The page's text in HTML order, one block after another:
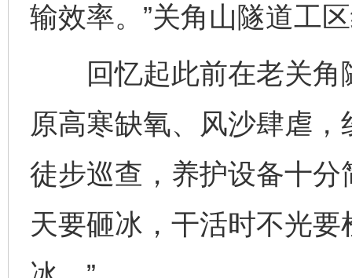
输效率。”关角山隧道工
回忆起此前在老关角
原高寒缺氧、风沙肆虐
徒步巡查，养护设备十分
天要砸冰，干活时不光